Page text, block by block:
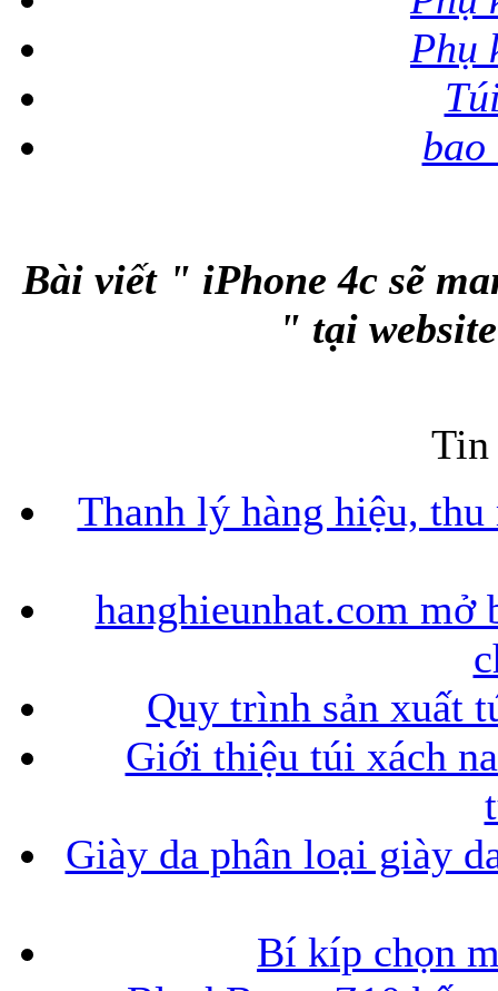
Bao da
Phụ
bao
Bài viết " iPhone 4c sẽ
" tại
Tin
Thanh lý hàng hiệu,
hanghieunhat.com
Quy trình sản xuất
Giới thiệu túi xách
Giày da phân loại giày
Bí kíp chọn